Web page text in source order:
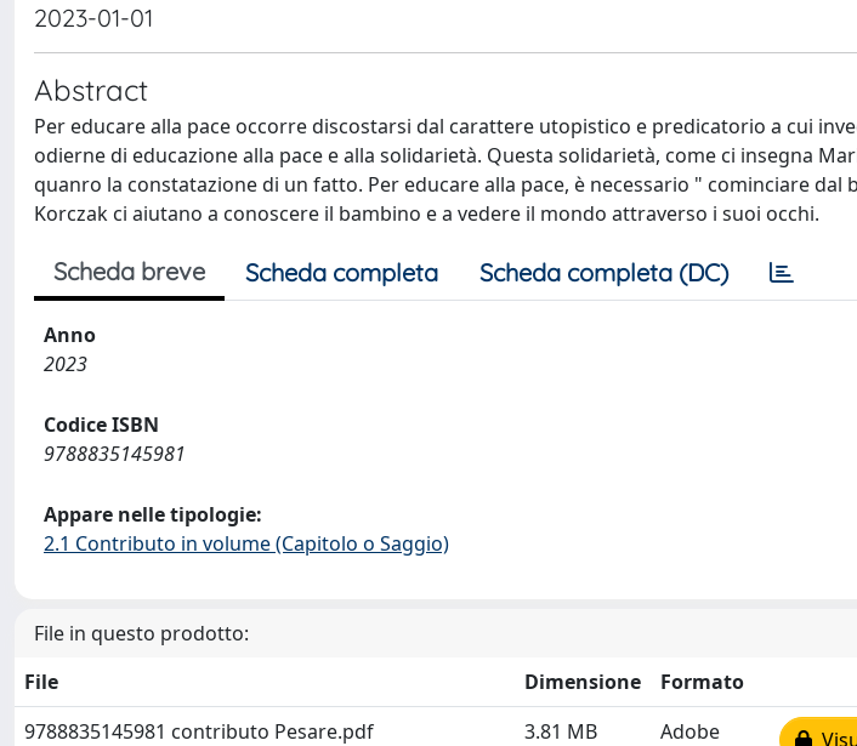
2023-01-01
Abstract
Per educare alla pace occorre discostarsi dal carattere utopistico e predicatorio a cui
odierne di educazione alla pace e alla solidarietà. Questa solidarietà, come ci insegna
quanro la constatazione di un fatto. Per educare alla pace, è necessario " cominciare dal
Korczak ci aiutano a conoscere il bambino e a vedere il mondo attraverso i suoi occhi.
Scheda breve Scheda completa Scheda completa (DC)
Anno
2023
Codice ISBN
9788835145981
Appare nelle tipologie:
2.1 Contributo in volume (Capitolo o Saggio)
File in questo prodotto:
File
Dimensione
Formato
9788835145981 contributo Pesare.pdf
3.81 MB Adobe